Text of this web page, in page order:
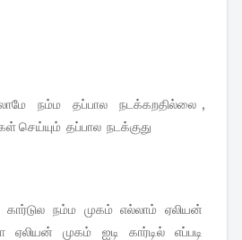
நம்ம தப்பால நடக்கறதில்லை ,
செய்யும் தப்பால நடக்குது
கார்டுல நம்ம முகம் எல்லாம் ஏலியன்
ஏலியன் முகம் ஐடி கார்டில் எப்படி